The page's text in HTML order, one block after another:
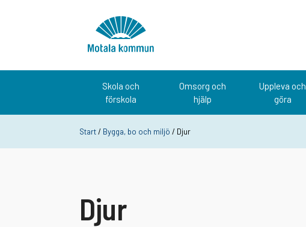
Skola och
förskola
Omsorg och
hjälp
Uppleva och
göra
Start/ Bygga, bo och miljö / Djur
Djur